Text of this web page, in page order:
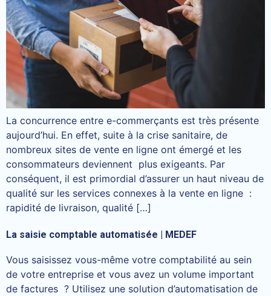
La concurrence entre e-commerçants est très présente
aujourd’hui. En effet, suite à la crise sanitaire, de
nombreux sites de vente en ligne ont émergé et les
consommateurs deviennent plus exigeants. Par
conséquent, il est primordial d’assurer un haut niveau de
qualité sur les services connexes à la vente en ligne :
rapidité de livraison, qualité […]
La saisie comptable automatisée | MEDEF
Vous saisissez vous-même votre comptabilité au sein
de votre entreprise et vous avez un volume important
de factures ? Utilisez une solution d’automatisation de